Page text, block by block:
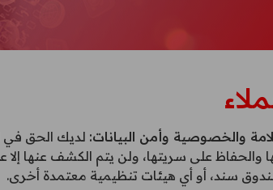
والخصوصية وأمن البيانات: لديك الحق في
والحفاظ على سريتها، ولن يتم الكشف عنها إلا
سند، أو أي هيئات تنظيمية معتمدة أخرى.